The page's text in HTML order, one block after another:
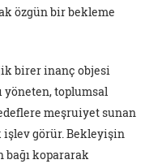
özgün bir bekleme
birer inanç objesi
yöneten, toplumsal
meşruiyet sunan
görür. Bekleyişin
kopararak